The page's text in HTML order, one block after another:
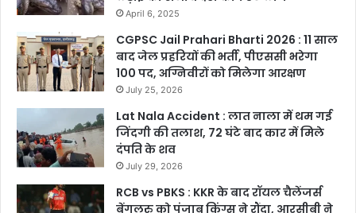
April 6, 2025
CGPSC Jail Prahari Bharti 2026 : 11 साल
बाद जेल प्रहरियों की भर्ती, पीएससी भरेगा
100 पद, अग्निवीरों को मिलेगा आरक्षण
July 25, 2026
Lat Nala Accident : लात नाला में थम गई
जिंदगी की तलाश, 72 घंटे बाद कार में मिले
दंपति के शव
July 29, 2026
RCB vs PBKS : KKR के बाद रॉयल चैलेंजर्स
बेंगलुरु को पंजाब किंग्स ने रौंदा, आरसीबी ने